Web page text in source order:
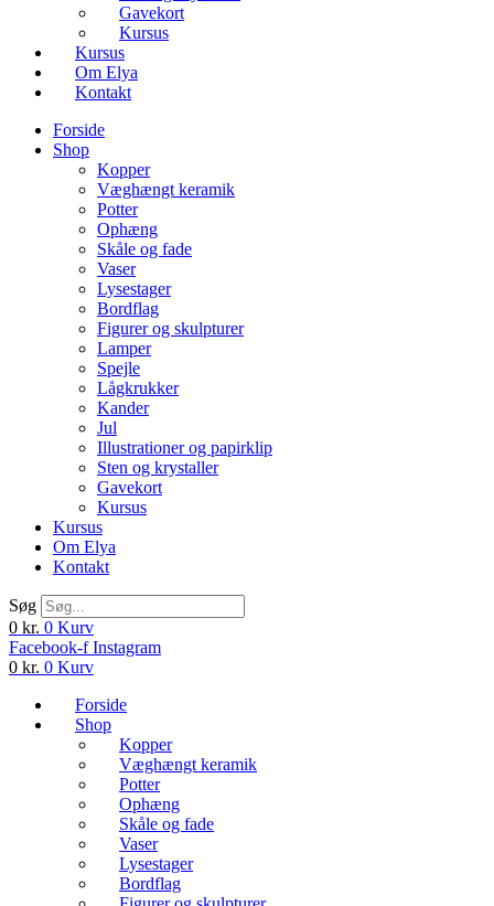
Gavekort
Kursus
Kursus
Om Elya
Kontakt
Forside
Shop
Kopper
Væghængt keramik
Potter
Ophæng
Skåle og fade
Vaser
Lysestager
Bordflag
Figurer og skulpturer
Lamper
Spejle
Lågkrukker
Kander
Jul
Illustrationer og papirklip
Sten og krystaller
Gavekort
Kursus
Kursus
Om Elya
Kontakt
Søg
0 kr. 0 Kurv
Facebook-f Instagram
0 kr. 0 Kurv
Forside
Shop
Kopper
Væghængt keramik
Potter
Ophæng
Skåle og fade
Vaser
Lysestager
Bordflag